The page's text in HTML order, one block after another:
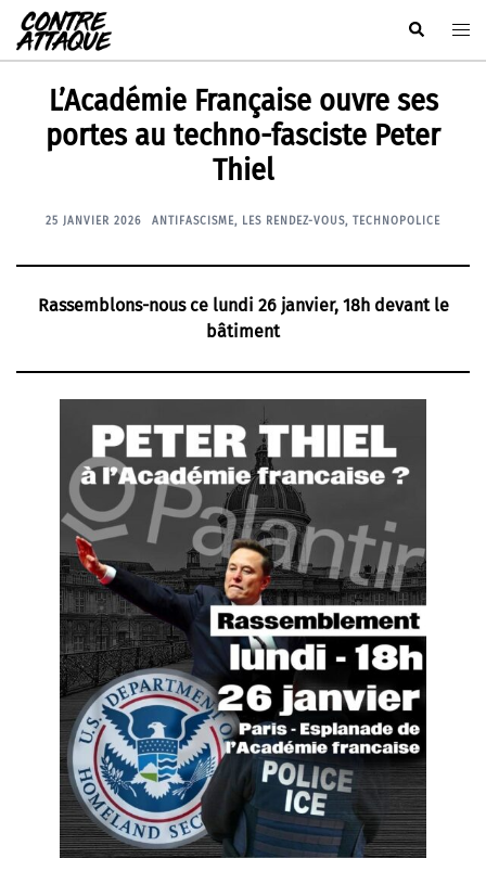
Aller
au
contenu
Rechercher
L’Académie Française ouvre ses
portes au techno-fasciste Peter
Thiel
25 JANVIER 2026 ANTIFASCISME, LES RENDEZ-VOUS, TECHNOPOLICE
Rassemblons-nous ce lundi 26 janvier, 18h devant le
bâtiment